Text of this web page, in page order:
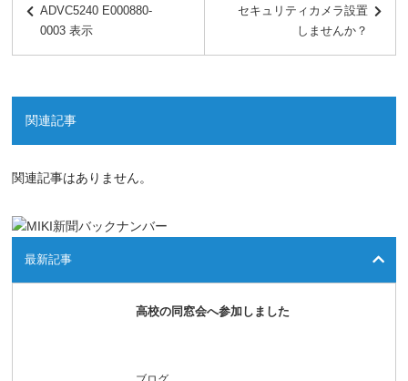
ADVC5240 E000880-
0003 表示
セキュリティカメラ設置
しませんか？
関連記事
関連記事はありません。
最新記事
高校の同窓会へ参加しました